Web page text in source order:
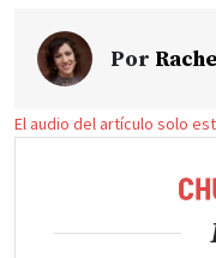
Por
El audio del artículo solo